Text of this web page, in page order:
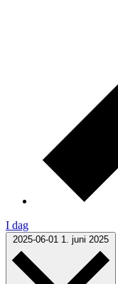
I dag
2025-06-01 1. juni 2025